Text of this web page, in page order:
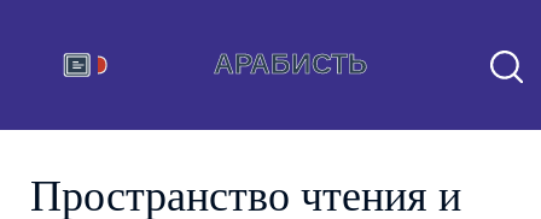
Пространство чтения и